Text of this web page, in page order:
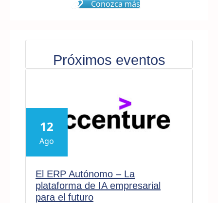
Conozca más
Próximos eventos
12
Ago
El ERP Autónomo – La
plataforma de IA empresarial
para el futuro